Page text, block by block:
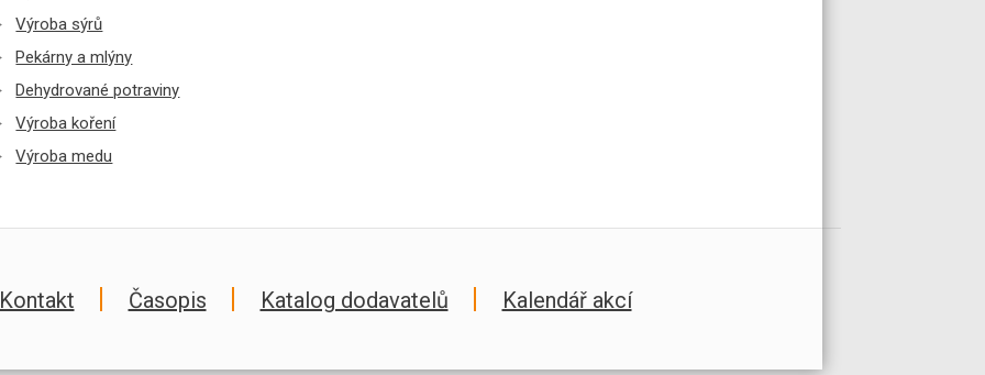
Výroba sýrů
Pekárny a mlýny
Dehydrované potraviny
Výroba koření
Výroba medu
Kontakt Časopis Katalog dodavatelů Kalendář akcí